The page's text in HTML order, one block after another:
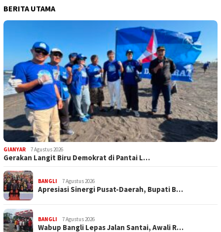
BERITA UTAMA
GIANYAR 7 Agustus 2026
Gerakan Langit Biru Demokrat di Pantai L…
BANGLI 7 Agustus 2026
Apresiasi Sinergi Pusat-Daerah, Bupati B…
BANGLI 7 Agustus 2026
Wabup Bangli Lepas Jalan Santai, Awali R…